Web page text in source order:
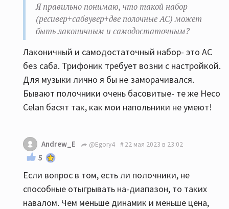
Я правильно понимаю, что такой набор
(ресивер+сабвувер+две полочные АС) может
быть лаконичным и самодостаточным?
Лаконичный и самодостаточный набор- это АС
без саба. Трифоник требует возни с настройкой.
Для музыки лично я бы не заморачивался.
Бывают полочники очень басовитые- те же Heco
Celan басят так, как мои напольники не умеют!
Andrew_E @Egory4 22 мая 2023 в 23:02
5
Если вопрос в том, есть ли полочники, не
способные отыгрывать на-диапазон, то таких
навалом. Чем меньше динамик и меньше цена,